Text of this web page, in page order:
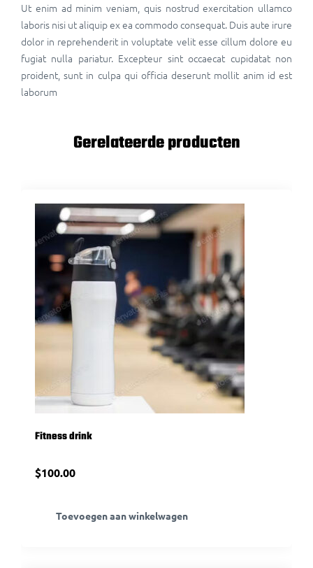
Ut enim ad minim veniam, quis nostrud exercitation ullamco
laboris nisi ut aliquip ex ea commodo consequat. Duis aute irure
dolor in reprehenderit in voluptate velit esse cillum dolore eu
fugiat nulla pariatur. Excepteur sint occaecat cupidatat non
proident, sunt in culpa qui officia deserunt mollit anim id est
laborum
Gerelateerde producten
Fitness drink
$100.00
Toevoegen aan winkelwagen